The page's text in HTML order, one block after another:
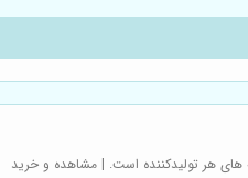
های هر تولیدکننده است. | مشاهده و خرید